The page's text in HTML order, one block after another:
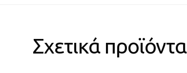
Σχετικά προϊόντα